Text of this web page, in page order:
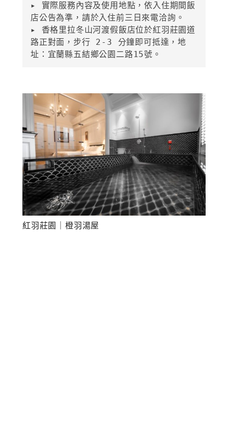
▸ 實際服務內容及使用地點，依入住期間飯
店公告為準，請於入住前三日來電洽詢。
▸ 香格里拉冬山河渡假飯店位於紅羽莊園道
路正對面，步行 2-3 分鐘即可抵達，地
址：宜蘭縣五結鄉公園二路15號。
紅羽莊園｜橙羽湯屋